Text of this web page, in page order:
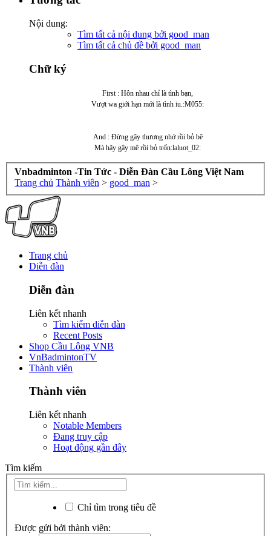
Nội dung:
Tìm tất cả nội dung bởi good_man
Tìm tất cả chủ đề bởi good_man
Chữ ký
First : Hôn nhau chỉ là tình bạn,
Vượt wa giới hạn mới là tình iu.:M055:
And : Đừng gây thương nhớ rồi bỏ bê
Mà hãy gây mê rồi bỏ trốn:laluot_02:
Vnbadminton -Tin Tức - Diễn Đàn Cầu Lông Việt Nam
Trang chủ Thành viên > good_man >
Trang chủ
Diễn đàn
Diễn đàn
Liên kết nhanh
Tìm kiếm diễn đàn
Recent Posts
Shop Cầu Lông VNB
VnBadmintonTV
Thành viên
Thành viên
Liên kết nhanh
Notable Members
Đang truy cập
Hoạt động gần đây
Tìm kiếm
Chỉ tìm trong tiêu đề
Được gửi bởi thành viên: